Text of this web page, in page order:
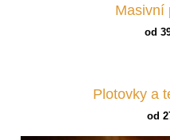
Masivní
od
Plotovky a
od